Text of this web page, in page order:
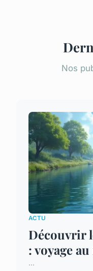
Nos
ACTU
Découvrir
: voyage
...